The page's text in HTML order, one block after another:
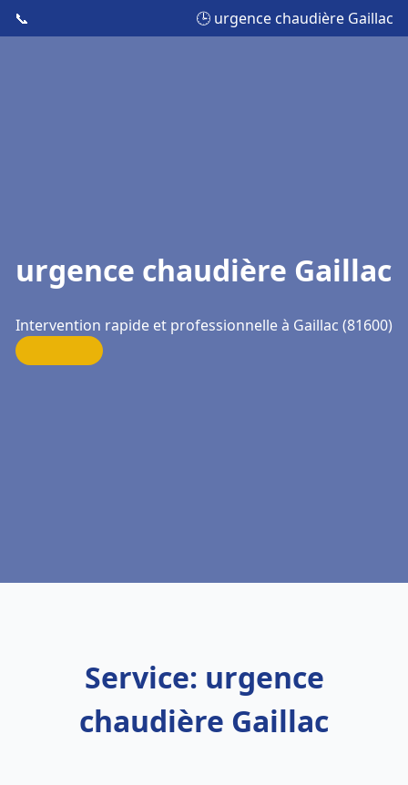
📞 🕒 urgence chaudière Gaillac
urgence chaudière Gaillac
Intervention rapide et professionnelle à Gaillac (81600)
Service: urgence
chaudière Gaillac